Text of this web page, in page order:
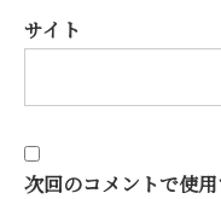
サイト
次回のコメントで使